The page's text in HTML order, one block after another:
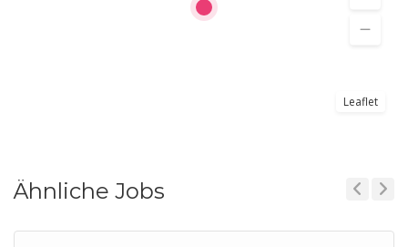
Leaflet
Ähnliche Jobs